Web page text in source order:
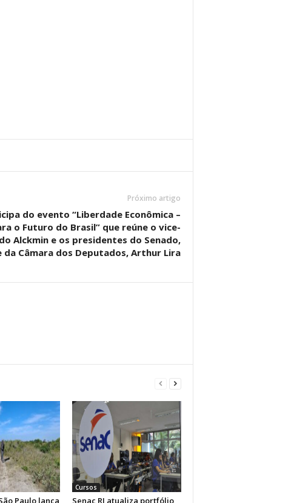
Próximo artigo
do evento “Liberdade Econômica –
o Futuro do Brasil” que reúne o vice-
Alckmin e os presidentes do Senado,
da Câmara dos Deputados, Arthur Lira
Paulo lança
Cursos
Senac RJ atualiza portfólio